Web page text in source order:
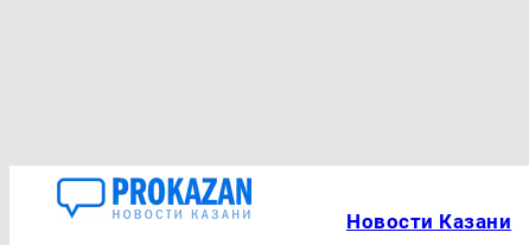
Новости Казани